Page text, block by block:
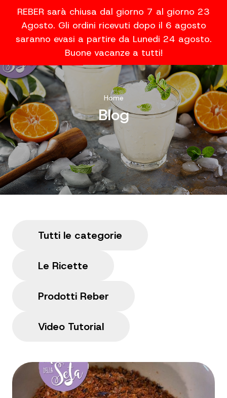
REBER sarà chiusa dal giorno 7 al giorno 23
Agosto. Gli ordini ricevuti dopo il 6 agosto
saranno evasi a partire da Lunedi 24 agosto.
Buone vacanze a tutti!
Home
Blog
Tutti le categorie
Le Ricette
Prodotti Reber
Video Tutorial